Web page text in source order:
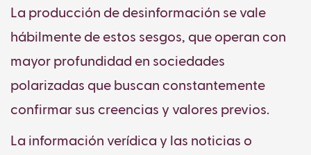
La producción de desinformación se vale
hábilmente de estos sesgos, que operan con
mayor profundidad en sociedades
polarizadas que buscan constantemente
confirmar sus creencias y valores previos.
La información verídica y las noticias o